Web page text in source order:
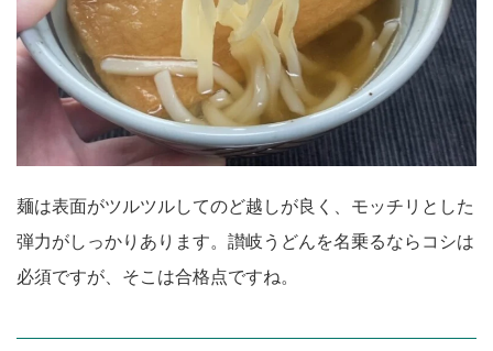
麺は表面がツルツルしてのど越しが良く、モッチリとした
弾力がしっかりあります。讃岐うどんを名乗るならコシは
必須ですが、そこは合格点ですね。